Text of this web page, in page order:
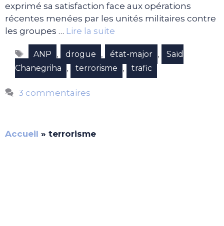
exprimé sa satisfaction face aux opérations
récentes menées par les unités militaires contre
les groupes … Lire la suite
Étiquettes
ANP , drogue , état-major ,
Saïd
Chanegriha
, terrorisme , trafic
3 commentaires
Accueil » terrorisme